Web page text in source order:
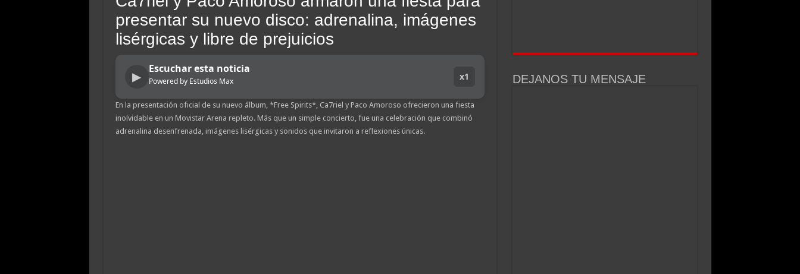
Investigan la misteriosa muerte de una mujer en Villa Elisa: la encontraron con la cabeza dentro de un pozo en el patio de su casa
Caso Agostina: la querella pidió la detención de la madre y la hermana de Barrelier, principal acusado por el crimen
Un juez autorizó a una integrante de «Los Monos» a salir de la prisión domiciliaria para a ir al shopping con su hijo, generó polémica y tuvo que dar marcha atrás
Detuvieron a un exgendarme devenido en sicario por el crimen de un comerciante chino
Facundo Moyano detenido: el video que muestra cuando la joven de 23 años deambula semidesnuda por Belgrano
presentar su nuevo disco: adrenalina, imágenes
lisérgicas y libre de prejuicios
▶
Escuchar esta noticia
Powered by Estudios Max x1
En la presentación oficial de su nuevo álbum, *Free Spirits*, Ca7riel y Paco Amoroso ofrecieron una fiesta
inolvidable en un Movistar Arena repleto. Más que un simple concierto, fue una celebración que combinó
adrenalina desenfrenada, imágenes lisérgicas y sonidos que invitaron a reflexiones únicas.
DEJANOS TU MENSAJE